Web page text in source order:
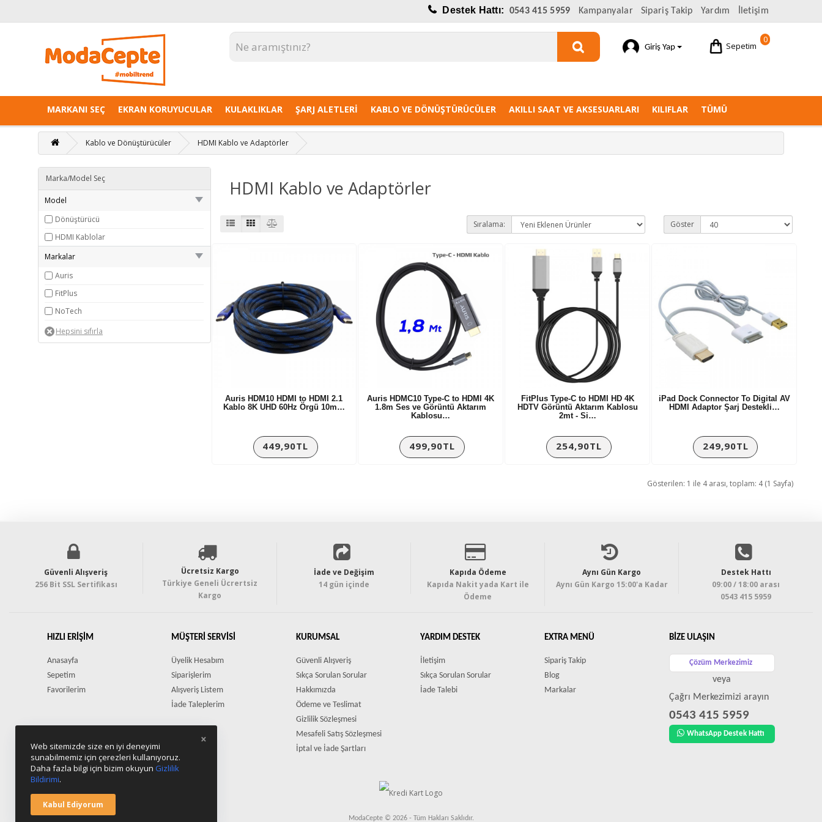
Destek Hattı: 0543 415 5959 Kampanyalar Sipariş Takip Yardım İletişim
0
Sepetim
Giriş Yap
MARKANI SEÇ EKRAN KORUYUCULAR KULAKLIKLAR ŞARJ ALETLERI KABLO VE DÖNÜŞTÜRÜCÜLER AKILLI SAAT VE AKSESUARLARI KILIFLAR TÜMÜ
Kablo ve Dönüştürücüler HDMI Kablo ve Adaptörler
Marka/Model Seç
Model
Dönüştürücü
HDMI Kablolar
Markalar
Auris
FitPlus
NoTech
HDMI Kablo ve Adaptörler
Sıralama: Göster
Auris HDM10 HDMI to HDMI 2.1
Kablo 8K UHD 60Hz Örgü 10m…
449,90TL
Auris HDMC10 Type-C to HDMI 4K
1.8m Ses ve Görüntü Aktarım
Kablosu…
499,90TL
FitPlus Type-C to HDMI HD 4K
HDTV Görüntü Aktarım Kablosu
2mt - Si…
254,90TL
iPad Dock Connector To Digital AV
HDMI Adaptor Şarj Destekli…
249,90TL
Gösterilen: 1 ile 4 arası, toplam: 4 (1 Sayfa)
Güvenli Alışveriş
256 Bit SSL Sertifikası
Ücretsiz Kargo
Türkiye Geneli Ücrertsiz
Kargo
İade ve Değişim
14 gün içinde
Kapıda Ödeme
Kapıda Nakit yada Kart ile
Ödeme
Aynı Gün Kargo
Aynı Gün Kargo 15:00'a Kadar
Destek Hattı
09:00 / 18:00 arası
0543 415 5959
HIZLI ERIŞIM
Anasayfa
Sepetim
Favorilerim
MÜŞTERI SERVISI
Üyelik Hesabım
Siparişlerim
Alışveriş Listem
İade Taleplerim
KURUMSAL
Güvenli Alışveriş
Sıkça Sorulan Sorular
Hakkımızda
Ödeme ve Teslimat
Gizlilik Sözleşmesi
Mesafeli Satış Sözleşmesi
İptal ve İade Şartları
YARDIM DESTEK
İletişim
Sıkça Sorulan Sorular
İade Talebi
EXTRA MENÜ
Sipariş Takip
Blog
Markalar
BIZE ULAŞIN
Çözüm Merkezimiz
veya
Çağrı Merkezimizi arayın
0543 415 5959
WhatsApp Destek Hattı
ModaCepte © 2026 - Tüm Hakları Saklıdır.
Web sitemizde size en iyi deneyimi
sunabilmemiz için çerezleri kullanıyoruz.
Daha fazla bilgi için bizim okuyun Gizlilik
Bildirimi.
Kabul Ediyorum
×